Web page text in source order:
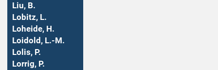
Liu, B.
Lobitz, L.
Loheide, H.
Loidold, L.-M.
Lolis, P.
Lorrig, P.